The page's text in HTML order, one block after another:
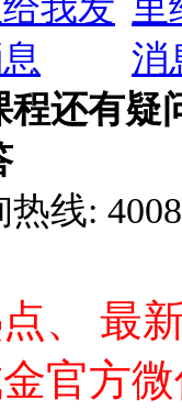
、 最
官方
关注！
错过